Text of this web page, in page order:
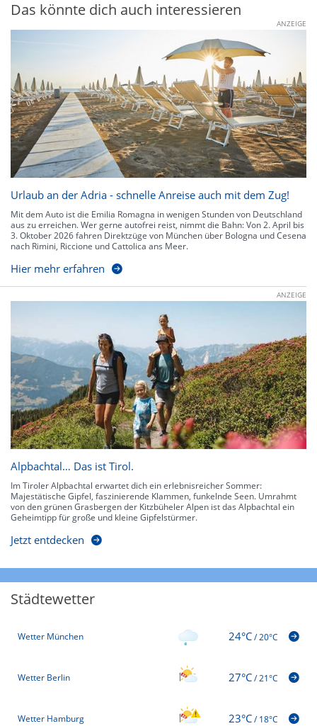
Das könnte dich auch interessieren
ANZEIGE
Urlaub an der Adria - schnelle Anreise auch mit dem Zug!
Mit dem Auto ist die Emilia Romagna in wenigen Stunden von Deutschland
aus zu erreichen. Wer gerne autofrei reist, nimmt die Bahn: Von 2. April bis
3. Oktober 2026 fahren Direktzüge von München über Bologna und Cesena
nach Rimini, Riccione und Cattolica ans Meer.
Hier mehr erfahren
ANZEIGE
Alpbachtal… Das ist Tirol.
Im Tiroler Alpbachtal erwartet dich ein erlebnisreicher Sommer:
Majestätische Gipfel, faszinierende Klammen, funkelnde Seen. Umrahmt
von den grünen Grasbergen der Kitzbüheler Alpen ist das Alpbachtal ein
Geheimtipp für große und kleine Gipfelstürmer.
Jetzt entdecken
Städtewetter
Wetter München 24°C/20°C
Wetter Berlin 27°C/21°C
Wetter Hamburg 23°C/18°C